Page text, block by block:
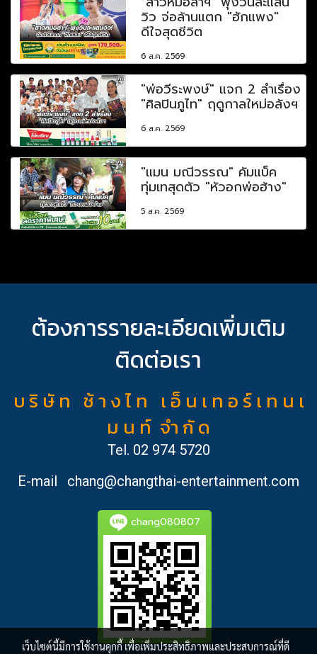
วิว จ่อล้านแตก "ฮักแพง"
ดีใจสุดชีวิต
6 ส.ค. 2569
"พ่อวีระพงษ์" แจก 2 ลำเรื่อง
"ศิลปินภูไท" ฤดูกาลใหม่อลังฯ
6 ส.ค. 2569
"แมน มณีวรรณ" คัมแบ็ค
ทุ่มเทสุดตัว "หัวอกพ่อฮ้าง"
5 ส.ค. 2569
ต้องการรายละเอียดเพิ่มเติม
ติดต่อเรา
บ ริ ษั ท ช้ า ง ไ ท เ อ็ น เ ท อ ร์ เ ท น เ
ม น ท์ จำ กั ด
Tel. 02 974 5720
E-mail
chang@changthai-entertainment.com
chang080807
เว็บไซต์นี้มีการใช้งานคุกกี้ เพื่อเพิ่มประสิทธิภาพและประสบการณ์ที่ดี